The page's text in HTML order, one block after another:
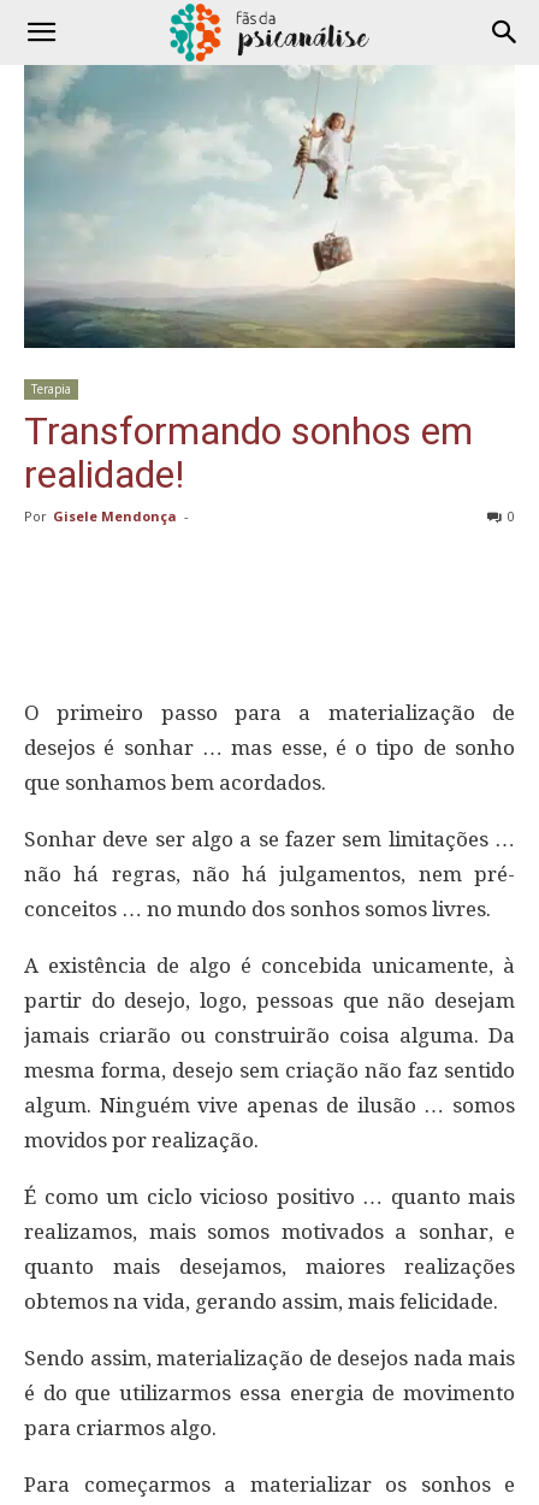
Terapia
Transformando sonhos em
realidade!
Por Gisele Mendonça - 0
O primeiro passo para a materialização de
desejos é sonhar … mas esse, é o tipo de sonho
que sonhamos bem acordados.
Sonhar deve ser algo a se fazer sem limitações …
não há regras, não há julgamentos, nem pré-
conceitos … no mundo dos sonhos somos livres.
A existência de algo é concebida unicamente, à
partir do desejo, logo, pessoas que não desejam
jamais criarão ou construirão coisa alguma. Da
mesma forma, desejo sem criação não faz sentido
algum. Ninguém vive apenas de ilusão … somos
movidos por realização.
É como um ciclo vicioso positivo … quanto mais
realizamos, mais somos motivados a sonhar, e
quanto mais desejamos, maiores realizações
obtemos na vida, gerando assim, mais felicidade.
Sendo assim, materialização de desejos nada mais
é do que utilizarmos essa energia de movimento
para criarmos algo.
Para começarmos a materializar os sonhos e